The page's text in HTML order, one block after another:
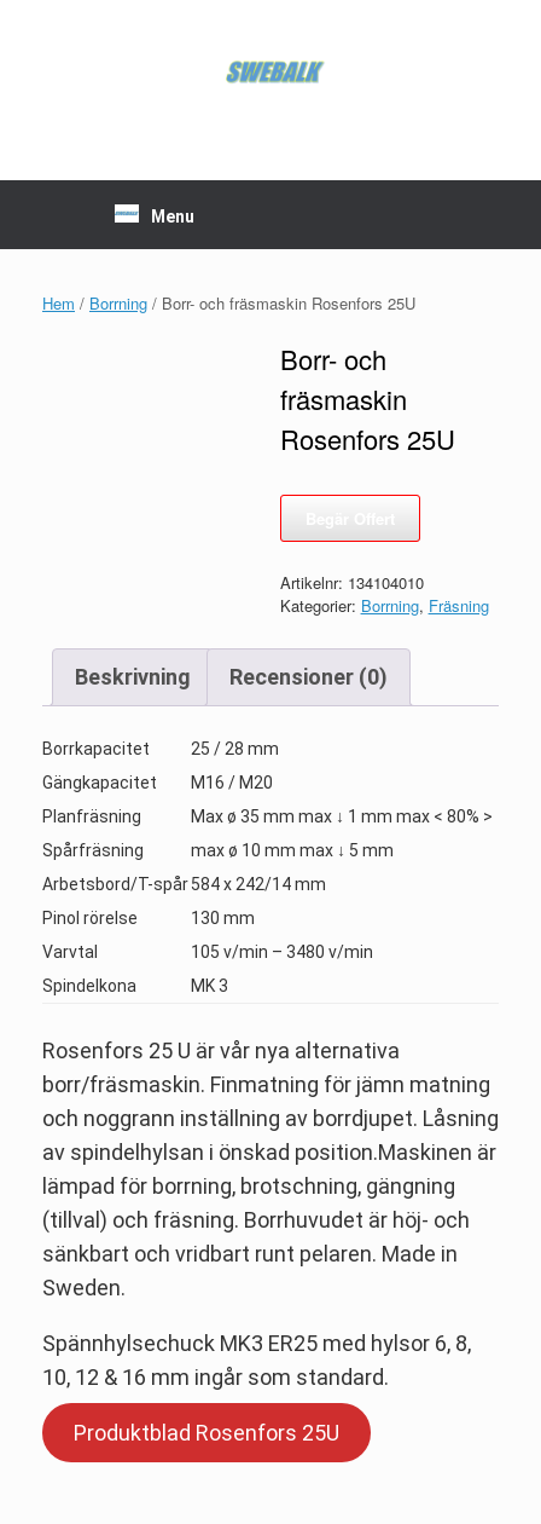
Menu
Hem / Borrning / Borr- och fräsmaskin Rosenfors 25U
Borr- och
fräsmaskin
Rosenfors 25U
Artikelnr: 134104010
Kategorier: Borrning, Fräsning
Beskrivning Recensioner (0)
Borrkapacitet
25 / 28 mm
Gängkapacitet
M16 / M20
Planfräsning
Max ø 35 mm max ↓ 1 mm max < 80% >
Spårfräsning
max ø 10 mm max ↓ 5 mm
Arbetsbord/T-spår584 x 242/14 mm
Pinol rörelse
130 mm
Varvtal
105 v/min – 3480 v/min
Spindelkona
MK 3
Rosenfors 25 U är vår nya alternativa
borr/fräsmaskin. Finmatning för jämn matning
och noggrann inställning av borrdjupet. Låsning
av spindelhylsan i önskad position.Maskinen är
lämpad för borrning, brotschning, gängning
(tillval) och fräsning. Borrhuvudet är höj- och
sänkbart och vridbart runt pelaren. Made in
Sweden.
Spännhylsechuck MK3 ER25 med hylsor 6, 8,
10, 12 & 16 mm ingår som standard.
Produktblad Rosenfors 25U